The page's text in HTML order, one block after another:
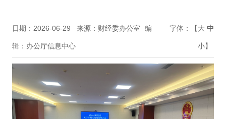
日期：2026-06-29 来源：财经委办公室 编
辑：办公厅信息中心
字体：【大 中
小】